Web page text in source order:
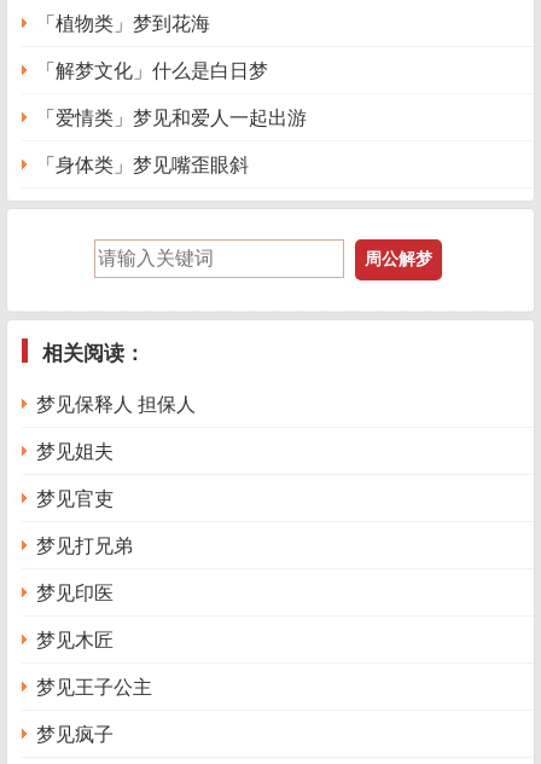
「植物类」梦到花海
「解梦文化」什么是白日梦
「爱情类」梦见和爱人一起出游
「身体类」梦见嘴歪眼斜
相关阅读：
梦见保释人 担保人
梦见姐夫
梦见官吏
梦见打兄弟
梦见印医
梦见木匠
梦见王子公主
梦见疯子